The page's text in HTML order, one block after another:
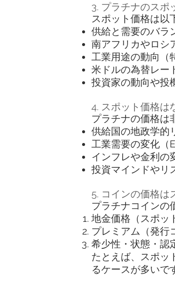
3. プラチナのスポ
スポット価格は以
供給と需要のバラ
南アフリカやロシ
工業用途の動向（
米ドルの為替レー
投資家の動向や投
4. スポット価格は
プラチナの価格は
供給国の地政学的
工業需要の変化（
インフレや金利の
投資マインドやリ
5. コインの価格は
プラチナコインの
地金価格（スポッ
プレミアム（発行
希少性・状態・認
たとえば、スポッ
るケースが多いで